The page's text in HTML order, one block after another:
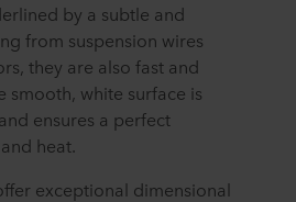
by a subtle and
from suspension wires
they are also fast and
smooth, white surface is
ensures a perfect
heat.
exceptional dimensional